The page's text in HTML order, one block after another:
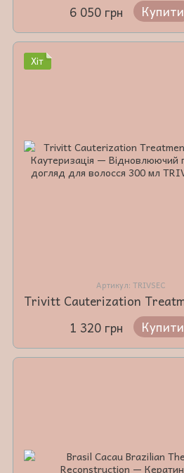
6 050 грн
Купити
Хіт
Артикул: TRIVSEC
1 320 грн
Купити